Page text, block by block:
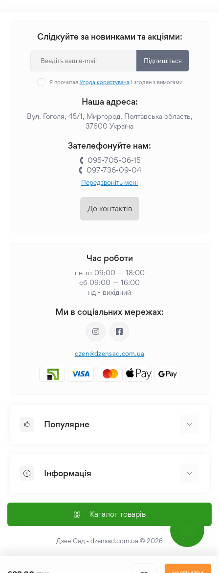
Слідкуйте за новинками та акціями:
Підпишіться
Я прочитав Угода користувача і згоден з вимогами
Наша адреса:
Вул. Гоголя, 45/1, Миргород, Полтавська область,
37600 Україна
Зателефонуйте нам:
095-705-06-15
097-736-09-04
Передзвоніть мені
До контактів
Час роботи
пн-пт 09:00 — 18:00
сб 09:00 — 16:00
нд - вихідний
Ми в соціальних мережах:
dzen@dzensad.com.ua
Популярне
Лілія
Насіння
Інформація
Доставка і оплата
Контакти
Каталог товарів
Дзен Сад - dzensad.com.ua © 2026